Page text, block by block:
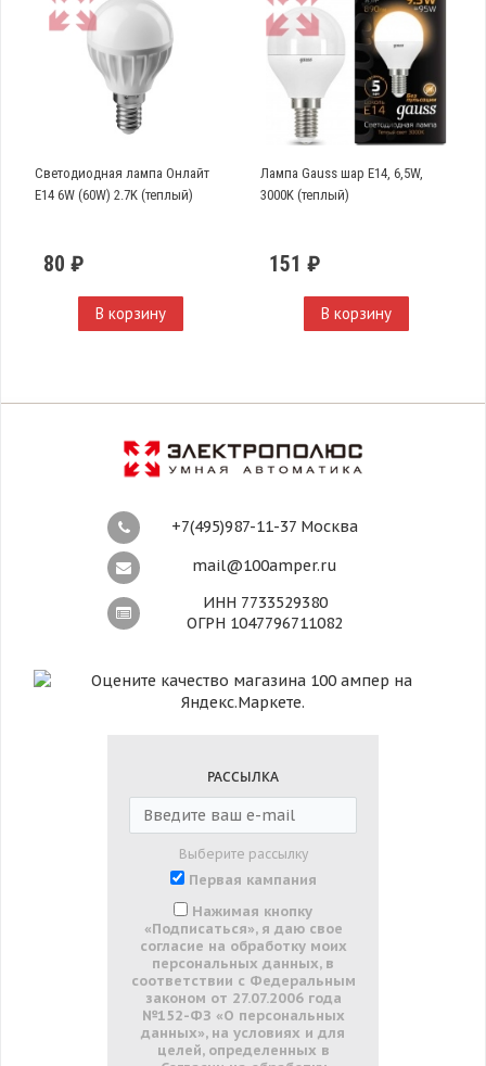
Светодиодная лампа Онлайт
E14 6W (60W) 2.7K (теплый)
80 ₽
В корзину
Лампа Gauss шар Е14, 6,5W,
3000K (теплый)
151 ₽
В корзину
+7(495)987-11-37 Москва
mail@100amper.ru
ИНН 7733529380
ОГРН 1047796711082
РАССЫЛКА
Выберите рассылку
Первая кампания
Нажимая кнопку
«Подписаться», я даю свое
согласие на обработку моих
персональных данных, в
соответствии с Федеральным
законом от 27.07.2006 года
№152-ФЗ «О персональных
данных», на условиях и для
целей, определенных в